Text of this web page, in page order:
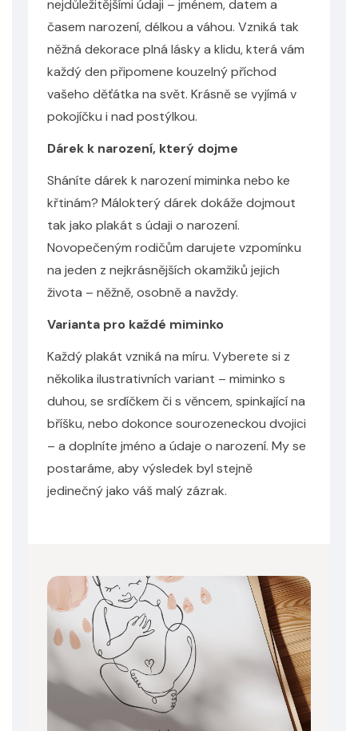
nejdůležitějšími údaji – jménem, datem a
časem narození, délkou a váhou. Vzniká tak
něžná dekorace plná lásky a klidu, která vám
každý den připomene kouzelný příchod
vašeho děťátka na svět. Krásně se vyjímá v
pokojíčku i nad postýlkou.
Dárek k narození, který dojme
Sháníte dárek k narození miminka nebo ke
křtinám? Málokterý dárek dokáže dojmout
tak jako plakát s údaji o narození.
Novopečeným rodičům darujete vzpomínku
na jeden z nejkrásnějších okamžiků jejich
života – něžně, osobně a navždy.
Varianta pro každé miminko
Každý plakát vzniká na míru. Vyberete si z
několika ilustrativních variant – miminko s
duhou, se srdíčkem či s věncem, spinkající na
bříšku, nebo dokonce sourozeneckou dvojici
– a doplníte jméno a údaje o narození. My se
postaráme, aby výsledek byl stejně
jedinečný jako váš malý zázrak.